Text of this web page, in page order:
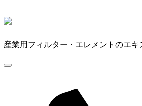
産業用フィルター・エレメントのエキ